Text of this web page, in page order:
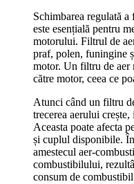
Schimbarea regulată
este esențială pentru
motorului. Filtrul de
praf, polen, funingine
motor. Un filtru de aer
către motor, ceea ce
Atunci când un filtru
trecerea aerului
Aceasta poate afecta
și cuplul disponibile.
amestecul aer-
combustibilului,
consum de